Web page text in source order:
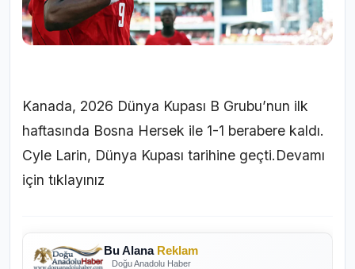
Kanada, 2026 Dünya Kupası B Grubu’nun ilk
haftasında Bosna Hersek ile 1-1 berabere kaldı.
Cyle Larin, Dünya Kupası tarihine geçti.Devamı
için tıklayınız
Bu Alana Reklam
Doğu Anadolu Haber